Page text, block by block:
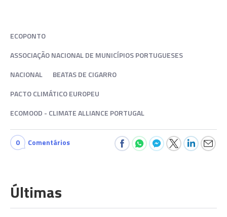
ECOPONTO
ASSOCIAÇÃO NACIONAL DE MUNICÍPIOS PORTUGUESES
NACIONAL
BEATAS DE CIGARRO
PACTO CLIMÁTICO EUROPEU
ECOMOOD - CLIMATE ALLIANCE PORTUGAL
0 Comentários
Últimas